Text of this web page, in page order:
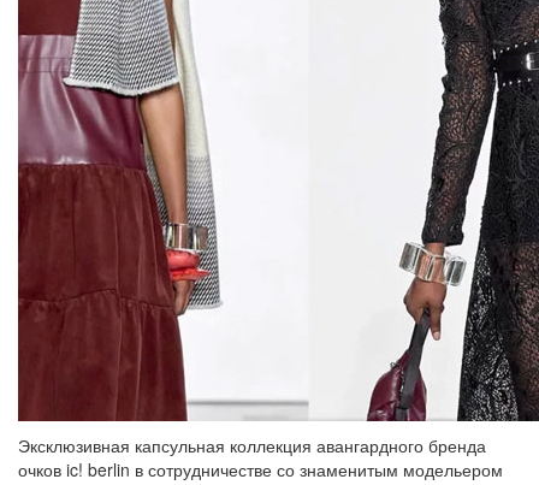
Эксклюзивная капсульная коллекция авангардного бренда
очков ic! berlin в сотрудничестве со знаменитым модельером